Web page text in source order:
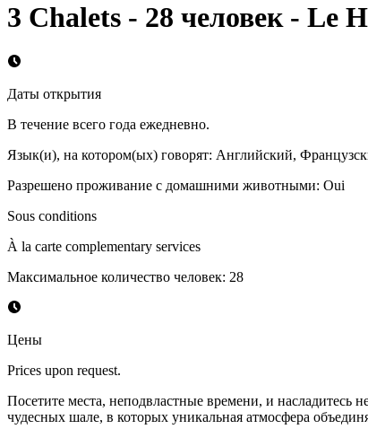
3 Chalets - 28 человек - Le
Даты открытия
В течение всего года ежедневно.
Язык(и), на котором(ых) говорят: Английский,
Разрешено проживание с домашними животными: Oui
Sous conditions
À la carte complementary services
Максимальное количество человек: 28
Цены
Prices upon request.
Посетите места, неподвластные времени, и
чудесных шале, в которых уникальная атмосфера